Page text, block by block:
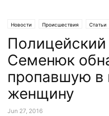
Новости Происшествия Статьи
Семенюк
пропавшую в
женщину
Jun 27, 2016